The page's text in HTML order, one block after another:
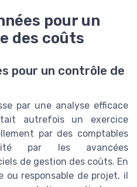
pour un
des coûts
pour un contrôle de
par une analyse efficace
autrefois un exercice
par des comptables
par les avancées
de gestion des coûts. En
responsable de projet, il